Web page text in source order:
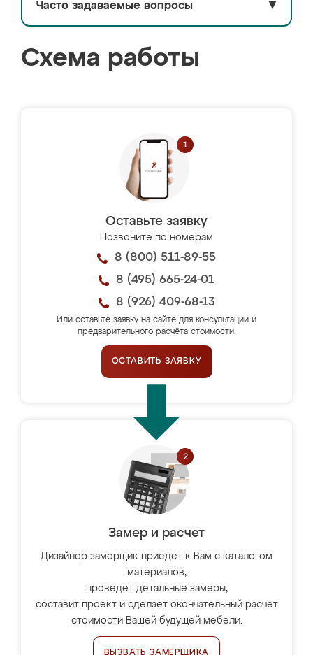
Часто задаваемые вопросы ▼
Схема работы
Оставьте заявку
Позвоните по номерам
8 (800) 511-89-55
8 (495) 665-24-01
8 (926) 409-68-13
Или оставьте заявку на сайте для консультации и
предварительного расчёта стоимости.
ОСТАВИТЬ ЗАЯВКУ
Замер и расчет
Дизайнер-замерщик приедет к Вам с каталогом
материалов,
проведёт детальные замеры,
составит проект и сделает окончательный расчёт
стоимости Вашей будущей мебели.
ВЫЗВАТЬ ЗАМЕРЩИКА